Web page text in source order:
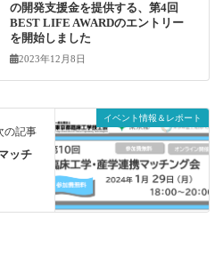
の開発支援金を提供する、第4回
BEST LIFE AWARDのエントリー
を開始しました
2023年12月8日
イベント情報＆レポート
の記事
ッチ